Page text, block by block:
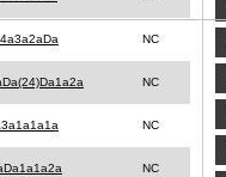
NC
NC
NC
NC